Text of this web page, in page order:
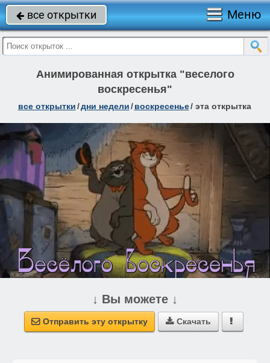
 все открытки Меню
Анимированная открытка "веселого
воскресенья"
все открытки/дни недели/ воскресенье/ эта открытка
↓ Вы можете ↓
 Отправить эту открытку  Скачать 